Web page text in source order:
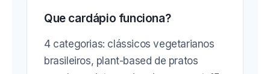
Que cardápio funciona?
4 categorias: clássicos vegetarianos
brasileiros, plant-based de pratos